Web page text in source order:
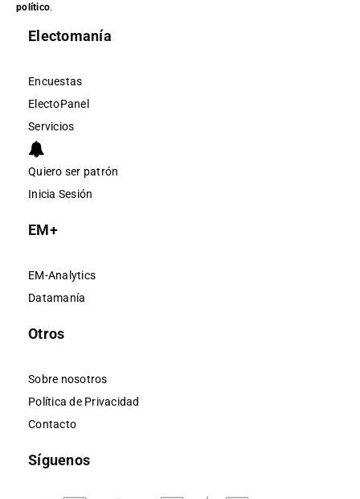
político.
Electomanía
Encuestas
ElectoPanel
Servicios
Quiero ser patrón
Inicia Sesión
EM+
EM-Analytics
Datamanía
Otros
Sobre nosotros
Política de Privacidad
Contacto
Síguenos